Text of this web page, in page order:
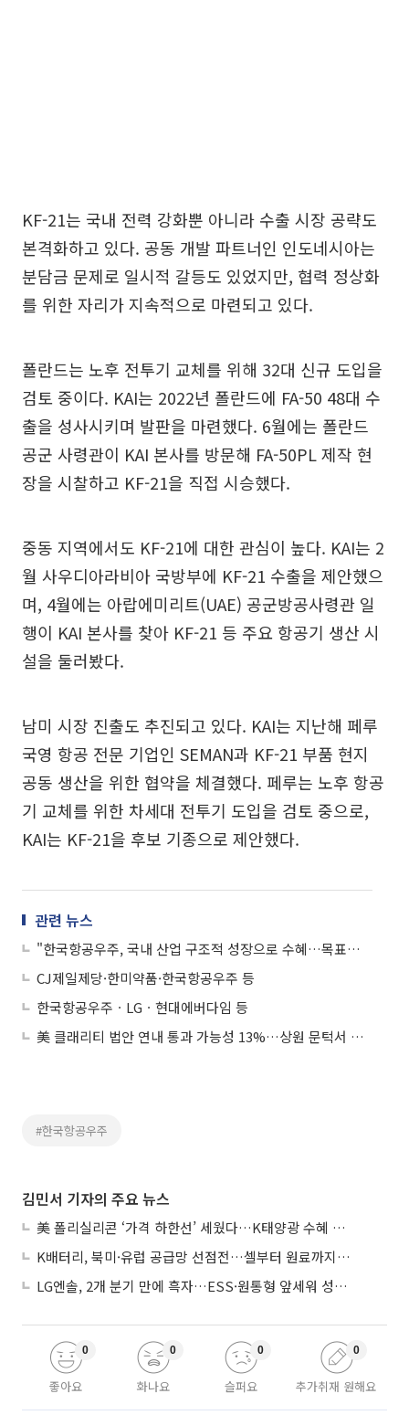
KF-21는 국내 전력 강화뿐 아니라 수출 시장 공략도
본격화하고 있다. 공동 개발 파트너인 인도네시아는
분담금 문제로 일시적 갈등도 있었지만, 협력 정상화
를 위한 자리가 지속적으로 마련되고 있다.
폴란드는 노후 전투기 교체를 위해 32대 신규 도입을
검토 중이다. KAI는 2022년 폴란드에 FA-50 48대 수
출을 성사시키며 발판을 마련했다. 6월에는 폴란드
공군 사령관이 KAI 본사를 방문해 FA-50PL 제작 현
장을 시찰하고 KF-21을 직접 시승했다.
중동 지역에서도 KF-21에 대한 관심이 높다. KAI는 2
월 사우디아라비아 국방부에 KF-21 수출을 제안했으
며, 4월에는 아랍에미리트(UAE) 공군방공사령관 일
행이 KAI 본사를 찾아 KF-21 등 주요 항공기 생산 시
설을 둘러봤다.
남미 시장 진출도 추진되고 있다. KAI는 지난해 페루
국영 항공 전문 기업인 SEMAN과 KF-21 부품 현지
공동 생산을 위한 협약을 체결했다. 페루는 노후 항공
기 교체를 위한 차세대 전투기 도입을 검토 중으로,
KAI는 KF-21을 후보 기종으로 제안했다.
관련 뉴스
"한국항공우주, 국내 산업 구조적 성장으로 수혜…목표가↑"
CJ제일제당·한미약품·한국항공우주 등
한국항공우주ㆍLGㆍ현대에버다임 등
美 클래리티 법안 연내 통과 가능성 13%…상원 문턱서 제동
#한국항공우주
김민서 기자의 주요 뉴스
美 폴리실리콘 ‘가격 하한선’ 세웠다…K태양광 수혜 기대
K배터리, 북미·유럽 공급망 선점전…셀부터 원료까지 현지화
LG엔솔, 2개 분기 만에 흑자…ESS·원통형 앞세워 성장 가속
좋아요
0
화나요
0
슬퍼요
0
추가취재 원해요
0